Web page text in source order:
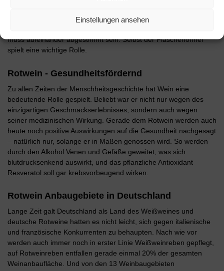
Einstellungen ansehen
Ein guter Tropfen Wein, besonders Rotwein, hat meist eine lange
muss aufeinander abgestimmt sein. Selbst der Flaschenöffner
spielt eine wichtige Rolle.
Rotwein - Gesundheitsfördernd
Zu allen Zeiten der Menschheitsgeschichte hat Wein eine
bedeutende Rolle gespielt. Beliebt war er nicht nur wegen des
einzigartigen Geschmackserlebnisses, sondern auch wegen
seiner medizinischen Wirkung. Gerade dem Rotwein werden auch
heute noch positive Auswirkungen auf die Gesundheit nachgesagt
– natürlich nur, solange er in Maßen genossen wird. So werden
durch den Alkohol Venen und Gefäße geweitet, was sich
blutdrucksenkend auswirkt, und das pflanzliche Antioxidant
Resveratol soll gar krebsvorbeugend wirken.
Rotwein Anbaugebiete in Deutschland
Lange Zeit galt Deutschland als Land des Weißweines und
deutsche Rotweine hatten es nicht leicht, sich gegen italienische
und französische Konkurrenten zu behaupten. Nach wie vor
werden auch immer noch in erster Linie Weißweinreben gepflegt,
auf Rotweinreben entfallen gerade einmal 20% der gesamten
Weinanbaufläche. Und von den 13 Weinbaugebieten